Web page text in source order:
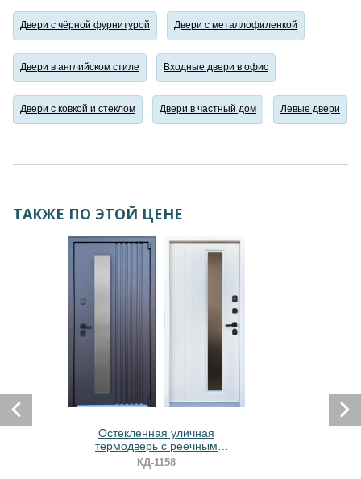
Двери с чёрной фурнитурой Двери с металлофиленкой
Двери в английском стиле Входные двери в офис
Двери с ковкой и стеклом Двери в частный дом Левые двери
ТАКЖЕ ПО ЭТОЙ ЦЕНЕ
Остекленная уличная
термодверь с реечным
оформлением и порошковым
окрашиванием
КД-1158